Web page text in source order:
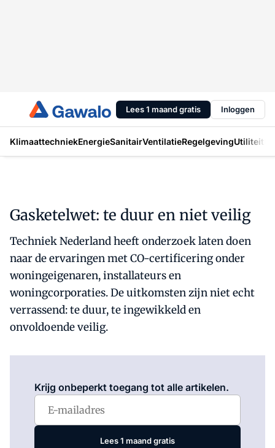
Lees 1 maand gratis Inloggen
KlimaattechniekEnergieSanitairVentilatieRegelgevingUtiliteit
Gasketelwet: te duur en niet veilig
Techniek Nederland heeft onderzoek laten doen
naar de ervaringen met CO-certificering onder
woningeigenaren, installateurs en
woningcorporaties. De uitkomsten zijn niet echt
verrassend: te duur, te ingewikkeld en
onvoldoende veilig.
Krijg onbeperkt toegang tot alle artikelen.
Lees 1 maand gratis